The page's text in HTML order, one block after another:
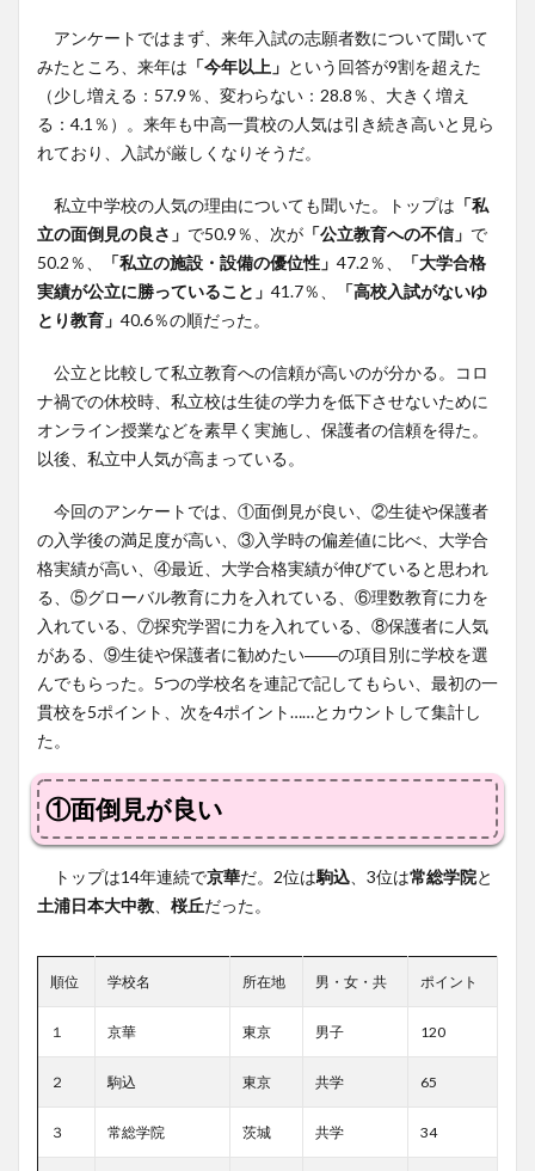
アンケートではまず、来年入試の志願者数について聞いて
みたところ、来年は 「今年以上」 という回答が9割を超えた
（少し増える：57.9％、変わらない：28.8％、大きく増え
る：4.1％）。来年も中高一貫校の人気は引き続き高いと見ら
れており、入試が厳しくなりそうだ。
私立中学校の人気の理由についても聞いた。トップは 「私
立の面倒見の良さ」 で50.9％、次が 「公立教育への不信」 で
50.2％、
「私立の施設・設備の優位性」 47.2％、
「大学合格
実績が公立に勝っていること」 41.7％、
「高校入試がないゆ
とり教育」 40.6％の順だった。
公立と比較して私立教育への信頼が高いのが分かる。コロ
ナ禍での休校時、私立校は生徒の学力を低下させないために
オンライン授業などを素早く実施し、保護者の信頼を得た。
以後、私立中人気が高まっている。
今回のアンケートでは、①面倒見が良い、②生徒や保護者
の入学後の満足度が高い、③入学時の偏差値に比べ、大学合
格実績が高い、④最近、大学合格実績が伸びていると思われ
る、⑤グローバル教育に力を入れている、⑥理数教育に力を
入れている、⑦探究学習に力を入れている、⑧保護者に人気
がある、⑨生徒や保護者に勧めたい――の項目別に学校を選
んでもらった。5つの学校名を連記で記してもらい、最初の一
貫校を5ポイント、次を4ポイント……とカウントして集計し
た。
①面倒見が良い
トップは14年連続で京華だ。2位は駒込 、3位は常総学院と
土浦日本大中教
桜丘だった。
順位 学校名 所在地 男・女・共 ポイント
１ 京華 東京 男子 120
２ 駒込 東京 共学 65
３ 常総学院 茨城 共学 34